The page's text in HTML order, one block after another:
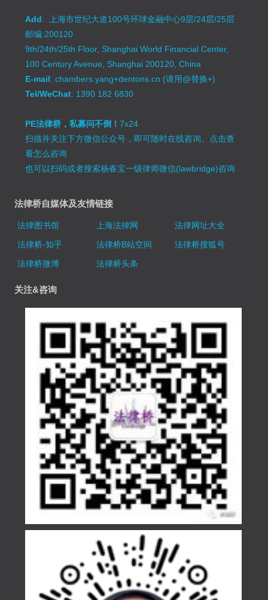
Add: 上海市世纪大道100号环球金融中心9层/24层/25层
邮编:200120
9th/24th/25th Floor, Shanghai World Financial Center,
100 Century Avenue, Shanghai 200120, China
E-mail: chambers.yang+dentons.cn (请用@替换+)
Tel/WeChat: 1390 182 6830
PE法律桥，私募问不倒！7x24
扫描并关注下方微信公众号，即可随时在线咨询。 点击查
看怎么咨询
也可以扫码或者搜索杨春宝一级律师微信(lawbridge)咨询
法律桥自媒体及友情链接
法律图书馆 上海法律网
法律网址大全
法律桥-知乎
法律桥B站空间
法律桥搜狐号
法律桥微博
法律桥头条
关注&咨询